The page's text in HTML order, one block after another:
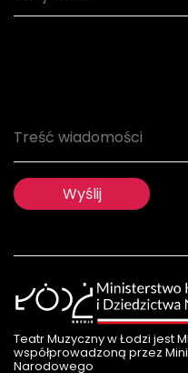
Teatr Muzyczny w Łodzi jest
współprowadzoną przez
Narodowego
Serwis używa informacji
cookie oraz innych
pozwalających na
użytkownika oraz w celach
wyrażają Państwo zgody